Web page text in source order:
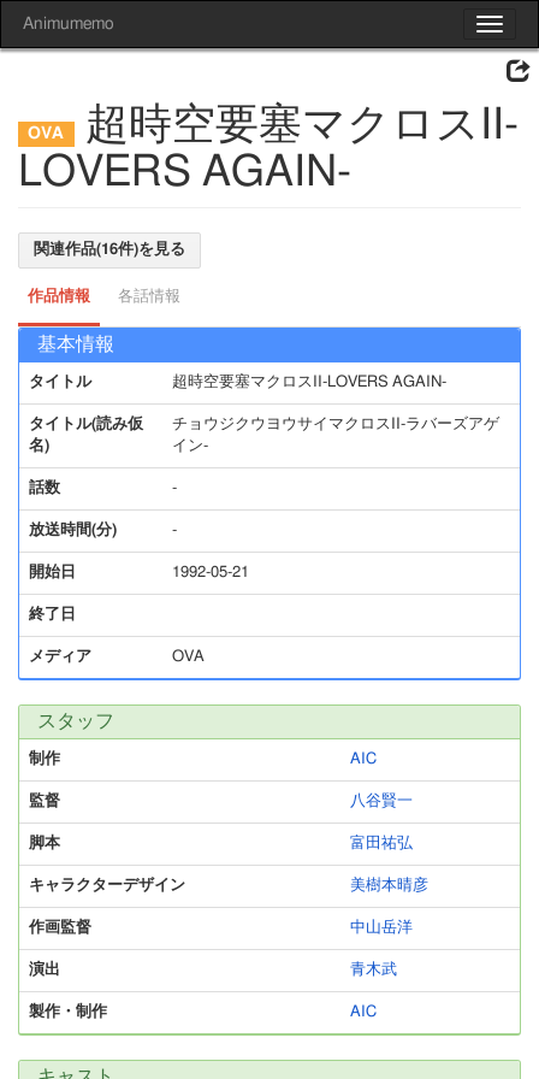
Toggle
Animumemo
超時空要塞マクロスII-
LOVERS AGAIN-
関連作品(16件)を見る
作品情報 各話情報
基本情報
タイトル 超時空要塞マクロスII-LOVERS AGAIN-
タイトル(読み仮
名)
チョウジクウヨウサイマクロスII-ラバーズアゲ
イン-
話数 -
放送時間(分) -
開始日 1992-05-21
終了日
メディア OVA
スタッフ
制作 AIC
監督 八谷賢一
脚本 富田祐弘
キャラクターデザイン 美樹本晴彦
作画監督 中山岳洋
演出 青木武
製作・制作 AIC